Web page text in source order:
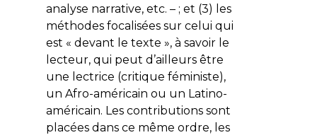
analyse narrative, etc. – ; et (3) les
méthodes focalisées sur celui qui
est « devant le texte », à savoir le
lecteur, qui peut d’ailleurs être
une lectrice (critique féministe),
un Afro-américain ou un Latino-
américain. Les contributions sont
placées dans ce même ordre, les